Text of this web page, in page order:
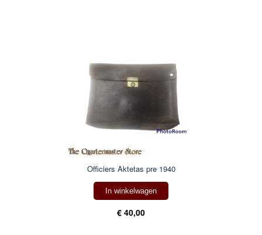
Officiers Aktetas pre 1940
In winkelwagen
€ 40,00